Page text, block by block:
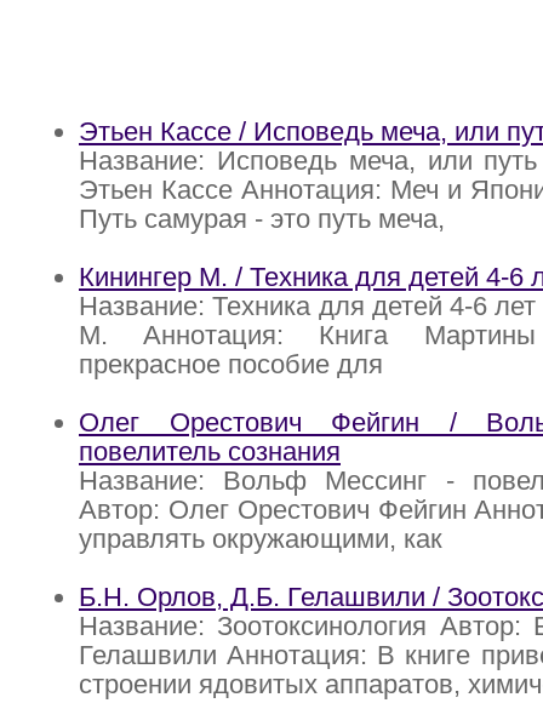
Этьен Кассе / Исповедь меча, или
Название: Исповедь меча, или
Этьен Кассе Аннотация: Меч и
Путь самурая - это путь меча,
Кинингер М. / Техника для детей 4-6
Название: Техника для детей 4-6
М. Аннотация: Книга
прекрасное пособие для
Олег Орестович Фейгин /
повелитель сознания
Название: Вольф Мессинг -
Автор: Олег Орестович Фейгин
управлять окружающими, как
Б.Н. Орлов, Д.Б. Гелашвили /
Название: Зоотоксинология
Гелашвили Аннотация: В книге
строении ядовитых аппаратов,